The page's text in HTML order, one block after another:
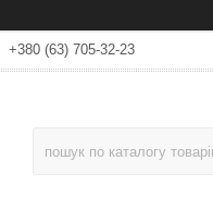
+380 (63) 705-32-23